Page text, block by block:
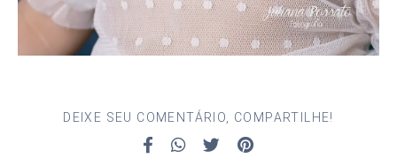
DEIXE SEU COMENTÁRIO, COMPARTILHE!